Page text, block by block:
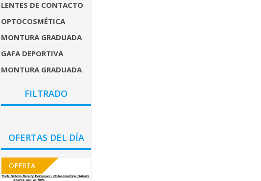
LENTES DE CONTACTO
OPTOCOSMÉTICA
MONTURA GRADUADA
GAFA DEPORTIVA
MONTURA GRADUADA
FILTRADO
OFERTAS DEL DÍA
OFERTA